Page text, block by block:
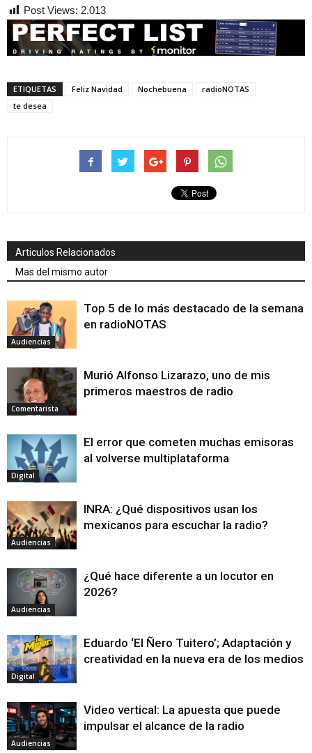
Post Views: 2.013
ETIQUETAS Feliz Navidad Nochebuena
radioNOTAS
te desea
Articulos Relacionados
Mas del mismo autor
Audiencias
Top 5 de lo más destacado de la semana
en radioNOTAS
Comentarista
Murió Alfonso Lizarazo, uno de mis
primeros maestros de radio
Digital
El error que cometen muchas emisoras
al volverse multiplataforma
Audiencias
INRA: ¿Qué dispositivos usan los
mexicanos para escuchar la radio?
Audiencias
¿Qué hace diferente a un locutor en
2026?
Digital
Eduardo ‘El Ñero Tuitero’; Adaptación y
creatividad en la nueva era de los medios
Audiencias
Video vertical: La apuesta que puede
impulsar el alcance de la radio